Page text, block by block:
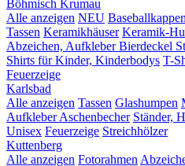
Böhmisch Krumau
Alle anzeigen NEU Baseballkappen
Tassen Keramikhäuser Keramik-
Abzeichen, AufkleberBierdeckel
Shirts für Kinder, Kinderbodys T-
Feuerzeige
Karlsbad
Alle anzeigen Tassen Glashumpen
AufkleberAschenbecher Ständer,
Unisex Feuerzeige Streichhölzer
Kuttenberg
Alle anzeigen Fotorahmen